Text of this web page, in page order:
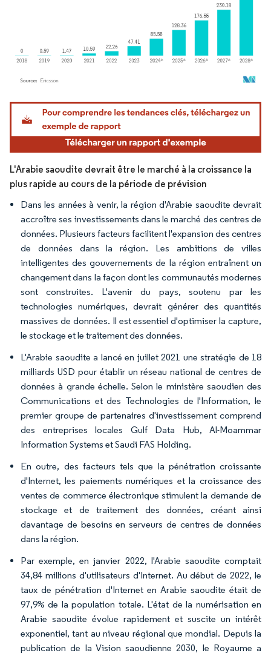
Image © Mordor Intelligence. La réutilisation nécessite une attribution sous CC BY
L'Arabie saoudite devrait être le marché à la croissance la
plus rapide au cours de la période de prévision
Dans les années à venir, la région d'Arabie saoudite devrait
accroître ses investissements dans le marché des centres de
données. Plusieurs facteurs facilitent l'expansion des centres
de données dans la région. Les ambitions de villes
intelligentes des gouvernements de la région entraînent un
changement dans la façon dont les communautés modernes
sont construites. L'avenir du pays, soutenu par les
technologies numériques, devrait générer des quantités
massives de données. Il est essentiel d'optimiser la capture,
le stockage et le traitement des données.
L'Arabie saoudite a lancé en juillet 2021 une stratégie de 18
milliards USD pour établir un réseau national de centres de
données à grande échelle. Selon le ministère saoudien des
Communications et des Technologies de l'Information, le
premier groupe de partenaires d'investissement comprend
des entreprises locales Gulf Data Hub, Al-Moammar
Information Systems et Saudi FAS Holding.
En outre, des facteurs tels que la pénétration croissante
d'Internet, les paiements numériques et la croissance des
ventes de commerce électronique stimulent la demande de
stockage et de traitement des données, créant ainsi
davantage de besoins en serveurs de centres de données
dans la région.
Par exemple, en janvier 2022, l'Arabie saoudite comptait
34,84 millions d'utilisateurs d'Internet. Au début de 2022, le
taux de pénétration d'Internet en Arabie saoudite était de
97,9% de la population totale. L'état de la numérisation en
Arabie saoudite évolue rapidement et suscite un intérêt
exponentiel, tant au niveau régional que mondial. Depuis la
publication de la Vision saoudienne 2030, le Royaume a